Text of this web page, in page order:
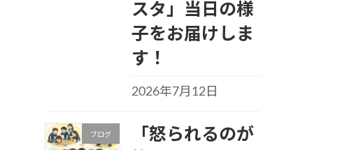
スタ」当日の様
子をお届けしま
す！
2026年7月12日
ブログ
「怒られるのが